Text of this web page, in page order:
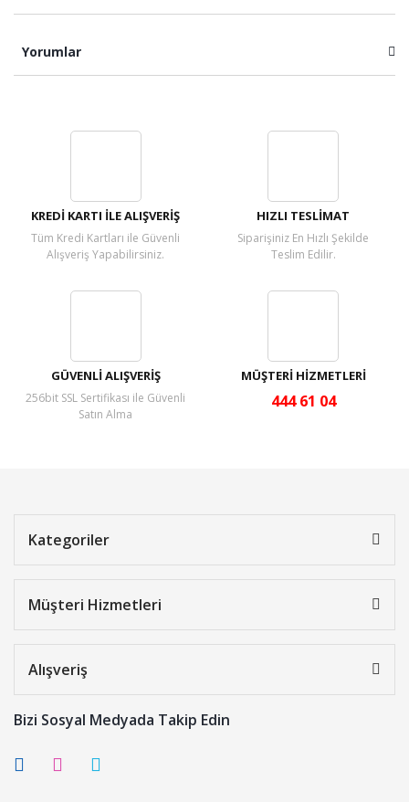
Yorumlar
KREDİ KARTI İLE ALIŞVERİŞ
Tüm Kredi Kartları ile Güvenli
Alışveriş Yapabilirsiniz.
HIZLI TESLİMAT
Siparişiniz En Hızlı Şekilde
Teslim Edilir.
GÜVENLİ ALIŞVERİŞ
256bit SSL Sertifikası ile Güvenli
Satın Alma
MÜŞTERİ HİZMETLERİ
444 61 04
Kategoriler
Müşteri Hizmetleri
Alışveriş
Bizi Sosyal Medyada Takip Edin